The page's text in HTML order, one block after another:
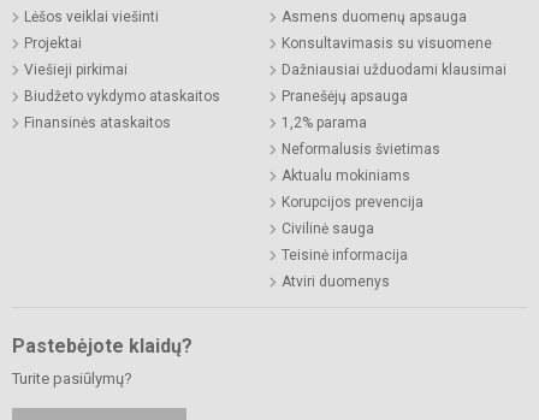
Lėšos veiklai viešinti
Projektai
Viešieji pirkimai
Biudžeto vykdymo ataskaitos
Finansinės ataskaitos
Asmens duomenų apsauga
Konsultavimasis su visuomene
Dažniausiai užduodami klausimai
Pranešėjų apsauga
1,2% parama
Neformalusis švietimas
Aktualu mokiniams
Korupcijos prevencija
Civilinė sauga
Teisinė informacija
Atviri duomenys
Pastebėjote klaidų?
Turite pasiūlymų?